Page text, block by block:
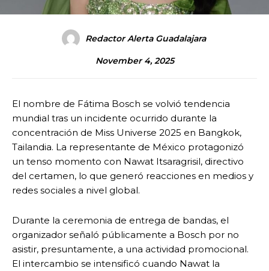
Redactor Alerta Guadalajara
November 4, 2025
El nombre de Fátima Bosch se volvió tendencia
mundial tras un incidente ocurrido durante la
concentración de Miss Universe 2025 en Bangkok,
Tailandia. La representante de México protagonizó
un tenso momento con Nawat Itsaragrisil, directivo
del certamen, lo que generó reacciones en medios y
redes sociales a nivel global.
Durante la ceremonia de entrega de bandas, el
organizador señaló públicamente a Bosch por no
asistir, presuntamente, a una actividad promocional.
El intercambio se intensificó cuando Nawat la